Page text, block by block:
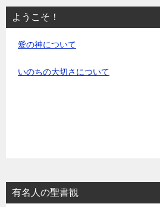
ようこそ！
愛の神について
いのちの大切さについて
有名人の聖書観